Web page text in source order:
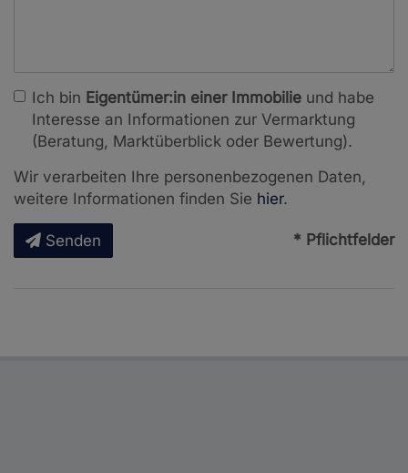
Ich bin Eigentümer:in einer Immobilie und habe
Interesse an Informationen zur Vermarktung
(Beratung, Marktüberblick oder Bewertung).
Wir verarbeiten Ihre personenbezogenen Daten,
weitere Informationen finden Sie hier.
Senden * Pflichtfelder